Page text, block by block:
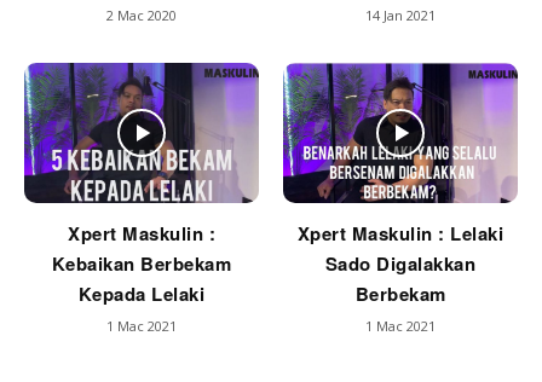
2 Mac 2020 14 Jan 2021
Xpert Maskulin :
Kebaikan Berbekam
Kepada Lelaki
1 Mac 2021
Xpert Maskulin : Lelaki
Sado Digalakkan
Berbekam
1 Mac 2021